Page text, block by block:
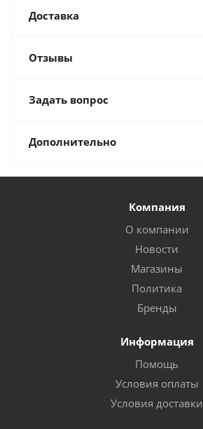
Доставка
Отзывы
Задать вопрос
Дополнительно
Компания
О компании
Новости
Магазины
Политика
Бренды
Информация
Помощь
Условия оплаты
Условия доставки